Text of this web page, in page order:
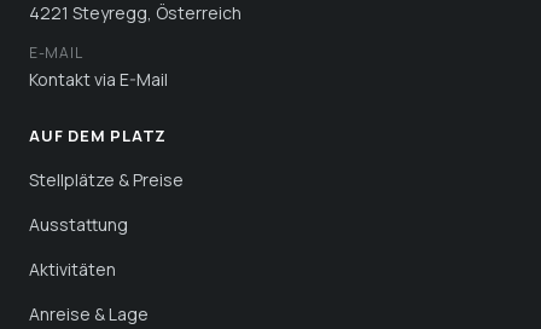
4221 Steyregg, Österreich
E-MAIL
Kontakt via E-Mail
AUF DEM PLATZ
Stellplätze & Preise
Ausstattung
Aktivitäten
Anreise & Lage